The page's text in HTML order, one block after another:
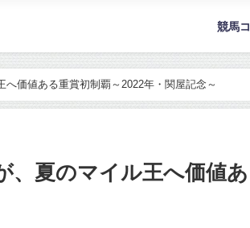
競馬
へ価値ある重賞初制覇～2022年・関屋記念～
、夏のマイル王へ価値